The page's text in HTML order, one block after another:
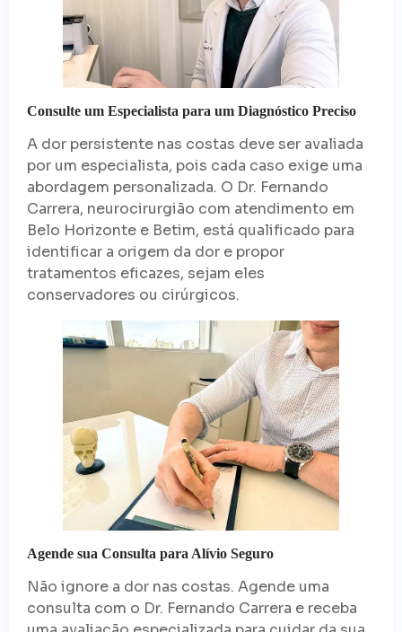
Consulte um Especialista para um Diagnóstico Preciso
A dor persistente nas costas deve ser avaliada
por um especialista, pois cada caso exige uma
abordagem personalizada. O Dr. Fernando
Carrera, neurocirurgião com atendimento em
Belo Horizonte e Betim, está qualificado para
identificar a origem da dor e propor
tratamentos eficazes, sejam eles
conservadores ou cirúrgicos.
Agende sua Consulta para Alívio Seguro
Não ignore a dor nas costas. Agende uma
consulta com o Dr. Fernando Carrera e receba